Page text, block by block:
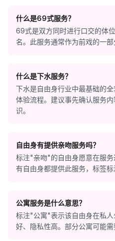
什么是69式服务？
69式是双方同时进行口交的体
名。此服务通常作为前戏的一部
什么是下水服务？
下水是自由身行业中最基础的
体验流程。建议事先确认服务
识。
自由身有提供亲吻服务吗？
标注"亲吻"的自由身愿意在服
有自由身都提供此服务，标签标
公寓服务是什么意思？
标注"公寓"表示该自由身在私
好、隐私性高。部分公寓可能需